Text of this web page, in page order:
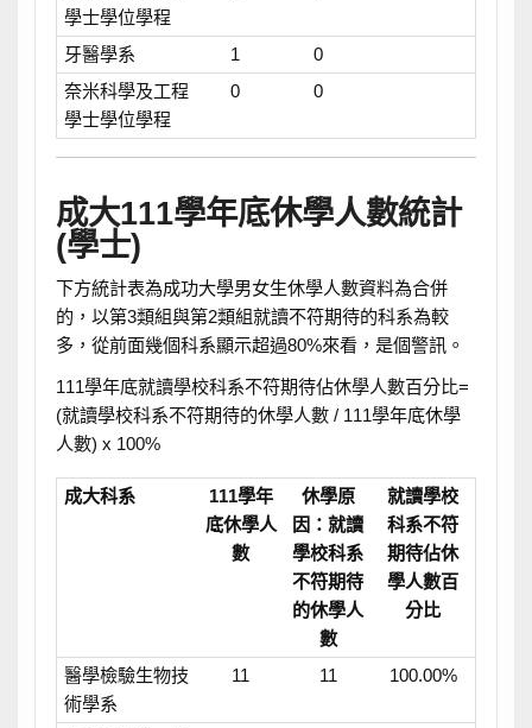
學士學位學程
牙醫學系 1
0
奈米科學及工程
學士學位學程
0 0
成大111學年底休學人數統計
(學士)
下方統計表為成功大學男女生休學人數資料為合併
的，以第3類組與第2類組就讀不符期待的科系為較
多，從前面幾個科系顯示超過80%來看，是個警訊。
111學年底就讀學校科系不符期待佔休學人數百分比=
(就讀學校科系不符期待的休學人數 / 111學年底休學
人數) x 100%
成大科系
111學年
底休學人
數
休學原
因：就讀
學校科系
不符期待
的休學人
數
就讀學校
科系不符
期待佔休
學人數百
分比
醫學檢驗生物技
術學系
11 11 100.00%